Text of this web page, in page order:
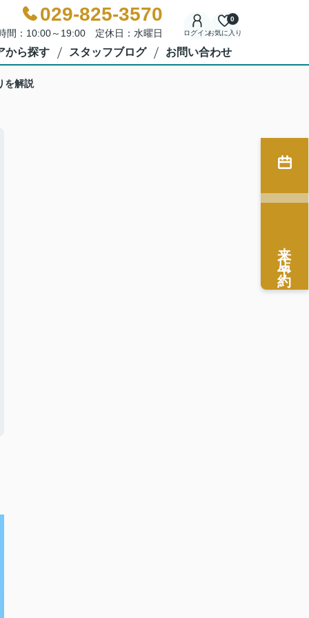
029-825-3570
間：10:00～19:00 定休日：水曜日 ログインお気に入り
0
から探す スタッフブログ お問い合わせ
を解説
来店予約